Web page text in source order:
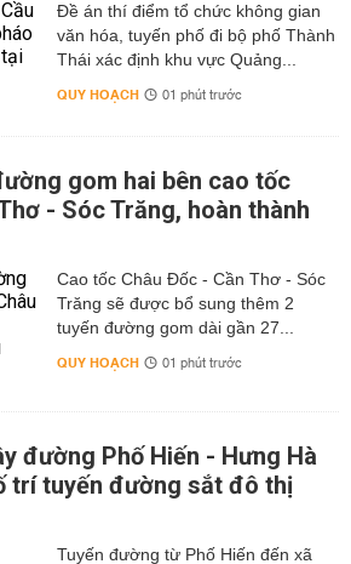
Đề án thí điểm tổ chức không gian
văn hóa, tuyến phố đi bộ phố Thành
Thái xác định khu vực Quảng...
QUY HOẠCH 01 phút trước
gom hai bên cao tốc
- Sóc Trăng, hoàn thành
Cao tốc Châu Đốc - Cần Thơ - Sóc
Trăng sẽ được bổ sung thêm 2
tuyến đường gom dài gần 27...
QUY HOẠCH 01 phút trước
đường Phố Hiến - Hưng Hà
trí tuyến đường sắt đô thị
Tuyến đường từ Phố Hiến đến xã